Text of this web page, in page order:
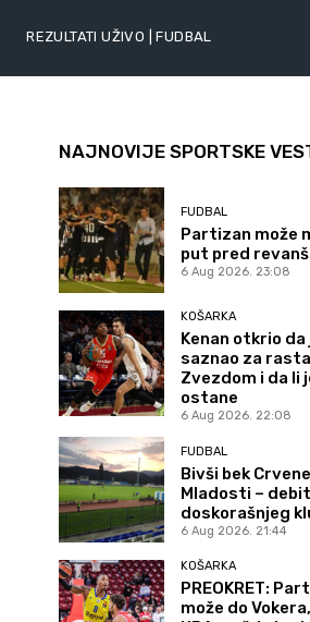
REZULTATI UŽIVO | FUDBAL
NAJNOVIJE SPORTSKE
FUDBAL
Partizan može
put pred revanš
6 Aug 2026. 23:08
KOŠARKA
Kenan otkrio
saznao za
Zvezdom i da li
ostane
6 Aug 2026. 22:08
FUDBAL
Bivši bek
Mladosti –
doskorašnjeg
6 Aug 2026. 21:44
KOŠARKA
PREOKRET:
može do